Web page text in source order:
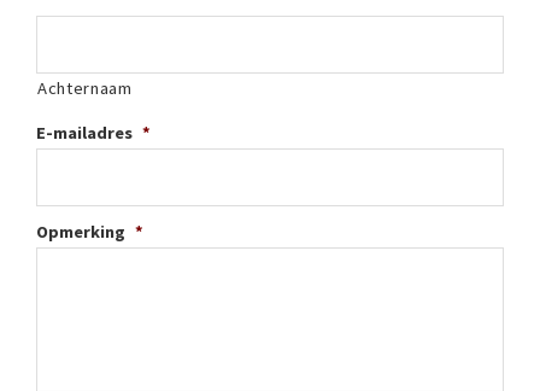
Achternaam
E-mailadres *
Opmerking *